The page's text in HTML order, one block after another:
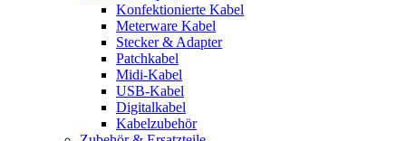
Konfektionierte Kabel
Meterware Kabel
Stecker & Adapter
Patchkabel
Midi-Kabel
USB-Kabel
Digitalkabel
Kabelzubehör